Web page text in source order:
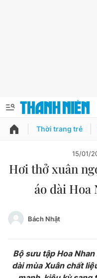
PODCAST QUẢNG
Chuyên mục
Chuyên mục khác
Tin thị trường
Thông tin tài khoản
Đổi mật khẩu
Đăng xuất
Thời trang trẻ
15/01/
Hơi thở xuân
áo dài Hoa
Bách Nhật
Bộ sưu tập Hoa
dài mùa Xuân chất